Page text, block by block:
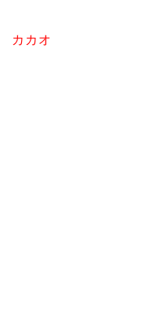
カカオ